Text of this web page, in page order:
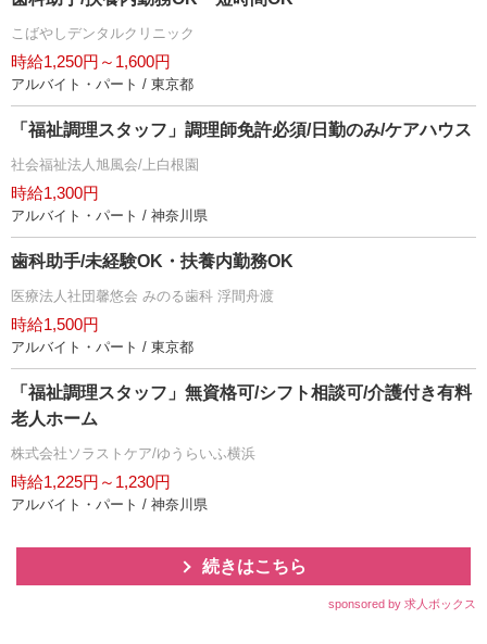
こばやしデンタルクリニック
時給1,250円～1,600円
アルバイト・パート / 東京都
「福祉調理スタッフ」調理師免許必須/日勤のみ/ケアハウス
社会福祉法人旭風会/上白根園
時給1,300円
アルバイト・パート / 神奈川県
歯科助手/未経験OK・扶養内勤務OK
医療法人社団馨悠会 みのる歯科 浮間舟渡
時給1,500円
アルバイト・パート / 東京都
「福祉調理スタッフ」無資格可/シフト相談可/介護付き有料
老人ホーム
株式会社ソラストケア/ゆうらいふ横浜
時給1,225円～1,230円
アルバイト・パート / 神奈川県
続きはこちら
sponsored by 求人ボックス